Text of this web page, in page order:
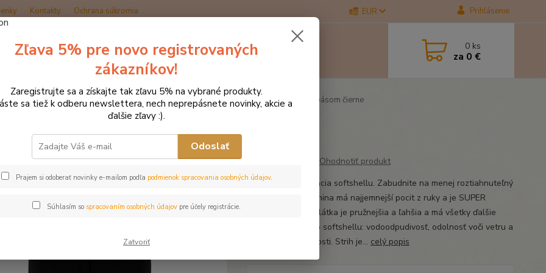
Kontakty Ochrana súkromia EUR Prihlásenie
Hľadať 0 ks
za 0 €
oblečenia MONTAR ZĽAVY! Jazdecké nohavice MONTAR Billi s vysokým pásom čierne
Billi s vysokým pásom čierne
Doprava ZADARMO
Ohodnotiť produkt
Billi je nová generácia softshellu. Zabudnite na menej roztiahnuteľný
softshell. Táto tkanina má najjemnejší pocit z ruky a je SUPER
pružná. Táto nová látka je pružnejšia a ľahšia a má všetky ďalšie
dobré vlastnosti zo softshellu: vodoodpudivosť, odolnosť voči vetru a
vysoký odvod vlhkosti. Strih je... celý popis
Zľava 5% pre novo registrovaných
zákazníkov!
Zaregistrujte sa a získajte tak zľavu 5% na vybrané produkty.
sa tiež k odberu newslettera, nech neprepásnete novinky, akcie a
ďalšie zľavy :).
Odoslať
Prajem si odoberať novinky e-mailom podľa podmienok spracovania osobných údajov.
Súhlasím so spracovaním osobných údajov pre účely registrácie.
Zatvoriť